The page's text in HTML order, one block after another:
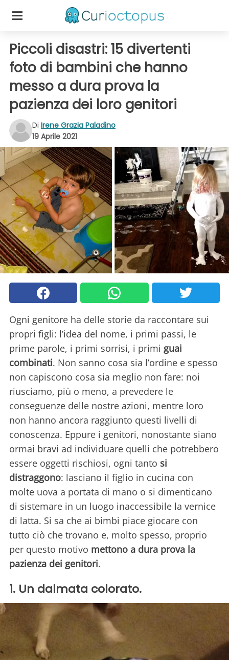
Piccoli disastri: 15 divertenti
foto di bambini che hanno
messo a dura prova la
pazienza dei loro genitori
Di Irene Grazia Paladino
19 Aprile 2021
Ogni genitore ha delle storie da raccontare sui
propri figli: l’idea del nome, i primi passi, le
prime parole, i primi sorrisi, i primi guai
combinati. Non sanno cosa sia l’ordine e spesso
non capiscono cosa sia meglio non fare: noi
riusciamo, più o meno, a prevedere le
conseguenze delle nostre azioni, mentre loro
non hanno ancora raggiunto questi livelli di
conoscenza. Eppure i genitori, nonostante siano
ormai bravi ad individuare quelli che potrebbero
essere oggetti rischiosi, ogni tanto si
distraggono: lasciano il figlio in cucina con
molte uova a portata di mano o si dimenticano
di sistemare in un luogo inaccessibile la vernice
di latta. Si sa che ai bimbi piace giocare con
tutto ciò che trovano e, molto spesso, proprio
per questo motivo mettono a dura prova la
pazienza dei genitori.
1. Un dalmata colorato.